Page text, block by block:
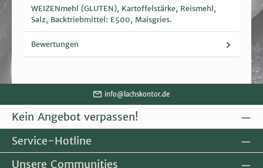
WEIZENmehl (GLUTEN), Kartoffelstärke, Reismehl,
Salz, Backtriebmittel: E500, Maisgries.
Bewertungen
info@lachskontor.de
Kein Angebot verpassen!
Service-Hotline
Unsere Communities